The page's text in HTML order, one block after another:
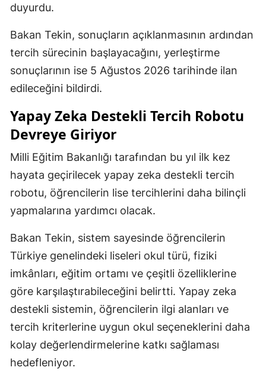
duyurdu.
Bakan Tekin, sonuçların açıklanmasının ardından
tercih sürecinin başlayacağını, yerleştirme
sonuçlarının ise 5 Ağustos 2026 tarihinde ilan
edileceğini bildirdi.
Yapay Zeka Destekli Tercih Robotu
Devreye Giriyor
Milli Eğitim Bakanlığı tarafından bu yıl ilk kez
hayata geçirilecek yapay zeka destekli tercih
robotu, öğrencilerin lise tercihlerini daha bilinçli
yapmalarına yardımcı olacak.
Bakan Tekin, sistem sayesinde öğrencilerin
Türkiye genelindeki liseleri okul türü, fiziki
imkânları, eğitim ortamı ve çeşitli özelliklerine
göre karşılaştırabileceğini belirtti. Yapay zeka
destekli sistemin, öğrencilerin ilgi alanları ve
tercih kriterlerine uygun okul seçeneklerini daha
kolay değerlendirmelerine katkı sağlaması
hedefleniyor.